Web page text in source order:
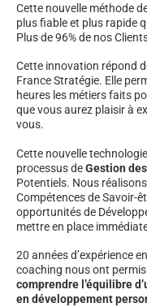
Cette nouvelle méthode
plus fiable et plus rapide
Plus de 96% de nos
Cette innovation répond
France Stratégie. Elle
heures les métiers faits
que vous aurez plaisir à
vous.
Cette nouvelle
processus deGestion
Potentiels. Nous
Compétences de Savoir-
opportunités de
mettre en place
20 années d’expérience
coaching nous ont
comprendre l’équilibre
en développement